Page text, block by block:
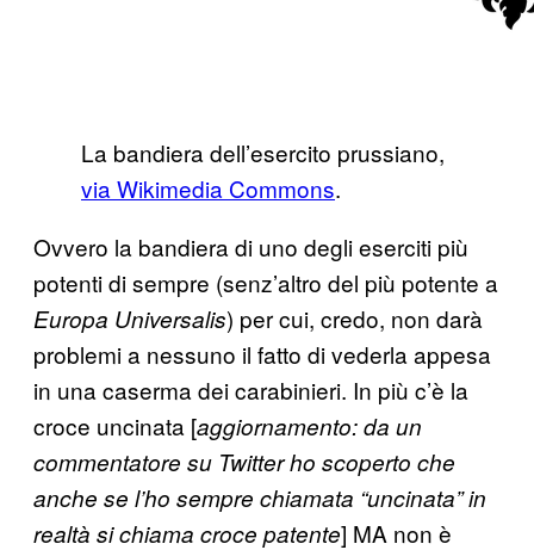
La bandiera dell’esercito prussiano,
via Wikimedia Commons.
Ovvero la bandiera di uno degli eserciti più
potenti di sempre (senz’altro del più potente a
Europa Universalis) per cui, credo, non darà
problemi a nessuno il fatto di vederla appesa
in una caserma dei carabinieri. In più c’è la
croce uncinata [aggiornamento: da un
commentatore su Twitter ho scoperto che
anche se l’ho sempre chiamata “uncinata” in
realtà si chiama croce patente] MA non è